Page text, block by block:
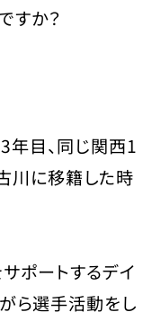
すか？
年目、同じ関西1
川に移籍した時
ポートするデイ
ら選手活動をし